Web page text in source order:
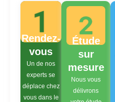
Rendez-
vous
Un de nos
experts se
déplace chez
vous dans le
Étude
sur
mesure
Nous vous
délivrons